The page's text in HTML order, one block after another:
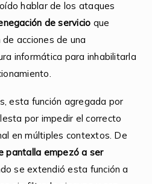
hablar de los ataques
de servicio que
acciones de una
informática para inhabilitarla
esta función agregada por
por impedir el correcto
en múltiples contextos. De
pantalla empezó a ser
se extendió esta función a